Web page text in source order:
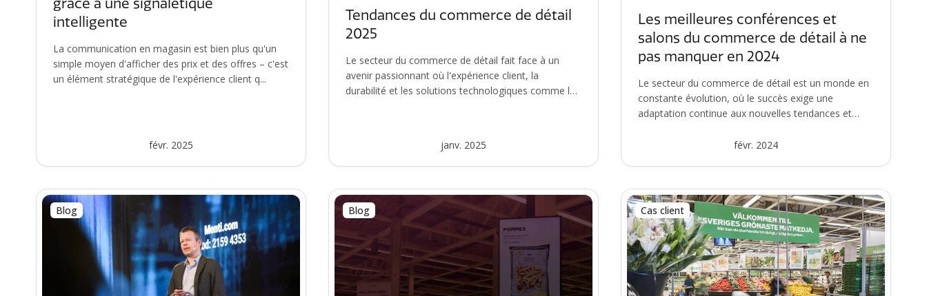
grâce à une signalétique
intelligente
La communication en magasin est bien plus qu'un
simple moyen d'afficher des prix et des offres – c'est
un élément stratégique de l'expérience client q...
févr. 2025
Tendances du commerce de détail
2025
Le secteur du commerce de détail fait face à un
avenir passionnant où l'expérience client, la
durabilité et les solutions technologiques comme la
janv. 2025
Les meilleures conférences et
salons du commerce de détail à ne
pas manquer en 2024
Le secteur du commerce de détail est un monde en
constante évolution, où le succès exige une
adaptation continue aux nouvelles tendances et
févr. 2024
Blog Blog Cas client